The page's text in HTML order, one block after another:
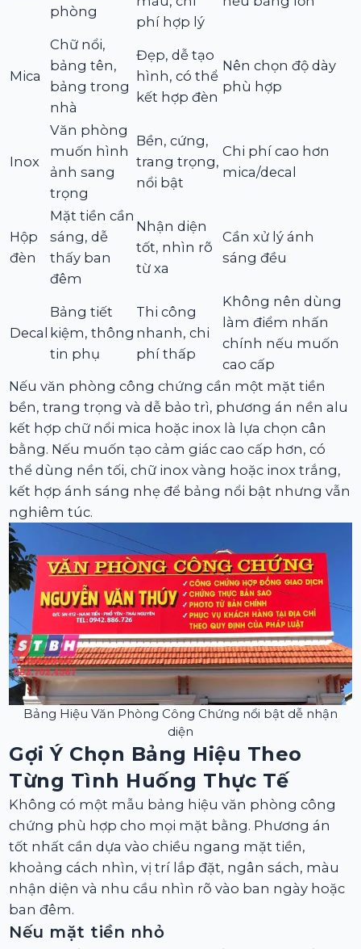
phòng
phí hợp lý
Mica
Chữ nổi,
bảng tên,
bảng trong
nhà
Đẹp, dễ tạo
hình, có thể
kết hợp đèn
Nên chọn độ dày
phù hợp
Inox
Văn phòng
muốn hình
ảnh sang
trọng
Bền, cứng,
trang trọng,
nổi bật
Chi phí cao hơn
mica/decal
Hộp
đèn
Mặt tiền cần
sáng, dễ
thấy ban
đêm
Nhận diện
tốt, nhìn rõ
từ xa
Cần xử lý ánh
sáng đều
Decal
Bảng tiết
kiệm, thông
tin phụ
Thi công
nhanh, chi
phí thấp
Không nên dùng
làm điểm nhấn
chính nếu muốn
cao cấp
Nếu văn phòng công chứng cần một mặt tiền
bền, trang trọng và dễ bảo trì, phương án nền alu
kết hợp chữ nổi mica hoặc inox là lựa chọn cân
bằng. Nếu muốn tạo cảm giác cao cấp hơn, có
thể dùng nền tối, chữ inox vàng hoặc inox trắng,
kết hợp ánh sáng nhẹ để bảng nổi bật nhưng vẫn
nghiêm túc.
Bảng Hiệu Văn Phòng Công Chứng nổi bật dễ nhận
diện
Gợi Ý Chọn Bảng Hiệu Theo
Từng Tình Huống Thực Tế
Không có một mẫu bảng hiệu văn phòng công
chứng phù hợp cho mọi mặt bằng. Phương án
tốt nhất cần dựa vào chiều ngang mặt tiền,
khoảng cách nhìn, vị trí lắp đặt, ngân sách, màu
nhận diện và nhu cầu nhìn rõ vào ban ngày hoặc
ban đêm.
Nếu mặt tiền nhỏ